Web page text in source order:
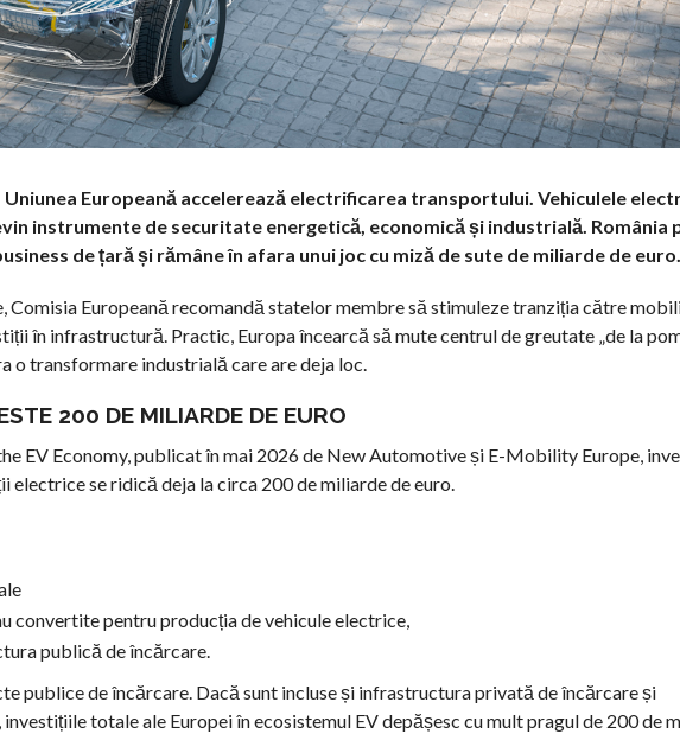
Europeană accelerează electrificarea transportului. Vehiculele
instrumente de securitate energetică, economică și industrială. România
de țară și rămâne în afara unui joc cu miză de sute de miliarde de euro.
Europeană recomandă statelor membre să stimuleze tranziția către
în infrastructură. Practic, Europa încearcă să mute centrul de greutate „de la
o transformare industrială care are deja loc.
200 DE MILIARDE DE EURO
EV Economy, publicat în mai 2026 de New Automotive și E-Mobility Europe,
se ridică deja la circa 200 de miliarde de euro.
convertite pentru producția de vehicule electrice,
publică de încărcare.
publice de încărcare. Dacă sunt incluse și infrastructura privată de încărcare și
totale ale Europei în ecosistemul EV depășesc cu mult pragul de 200 de